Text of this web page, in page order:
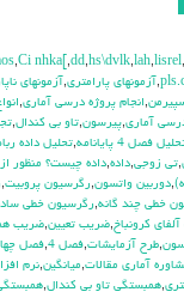
,Ci nhka[ ,dd,hs\dvlk,lah,lisrel,
,آزمونهاي پارامتري,آزمونهاي
,انجام پروژه درسي آماري,
آماري,پيرسون,تاو بي کندال,
فصل 4 پايانامه ,تحليل داده
,تي زوجي,داده,داده چیست؟ منظور
,دوربين واتسون,رگرسيون پروبيت,
خطي چند گانه,رگرسيون خطي
کرونباخ,ضريب تعيين,ضريب
,طرح آزمايشات,فصل 4 ,فصل
آماري مقالات,ميانگين,نرم
,همبستگي تاو بي کندال,